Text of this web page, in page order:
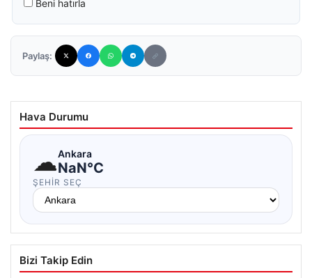
Beni hatırla
Paylaş:
Hava Durumu
☁Ankara
NaN°C
ŞEHIR SEÇ
Bizi Takip Edin